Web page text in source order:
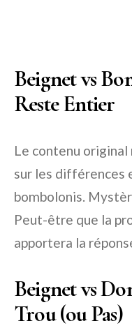
Beignet vs
Reste Entier
Le contenu original
sur les différences
bombolonis.
Peut-être que la
apportera la
Beignet vs
Trou (ou Pas)